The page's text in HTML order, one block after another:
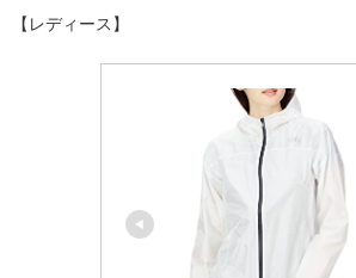
【レディース】